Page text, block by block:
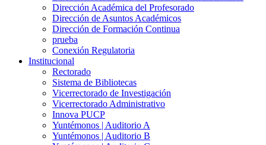
Dirección Académica del Profesorado
Dirección de Asuntos Académicos
Dirección de Formación Continua
prueba
Conexión Regulatoria
Institucional
Rectorado
Sistema de Bibliotecas
Vicerrectorado de Investigación
Vicerrectorado Administrativo
Innova PUCP
Yuntémonos | Auditorio A
Yuntémonos | Auditorio B